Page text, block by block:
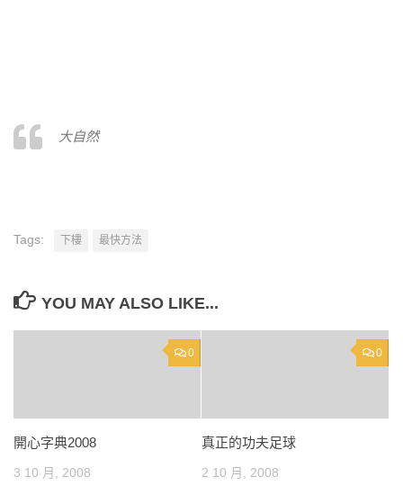
大自然
Tags: 下樓 最快方法
YOU MAY ALSO LIKE...
0
開心字典2008
3 10 月, 2008
0
真正的功夫足球
2 10 月, 2008